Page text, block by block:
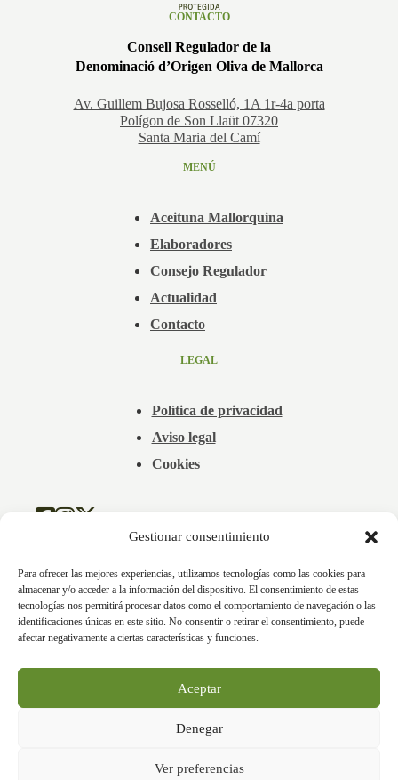
Gestionar consentimiento
Para ofrecer las mejores experiencias, utilizamos tecnologías como las cookies para
almacenar y/o acceder a la información del dispositivo. El consentimiento de estas
tecnologías nos permitirá procesar datos como el comportamiento de navegación o las
identificaciones únicas en este sitio. No consentir o retirar el consentimiento, puede
afectar negativamente a ciertas características y funciones.
Aceptar
Denegar
Ver preferencias
CONTACTO
Consell Regulador de la
Denominació d’Origen Oliva de Mallorca
Av. Guillem Bujosa Rosselló, 1A 1r-4a porta
Polígon de Son Llaüt 07320
Santa Maria del Camí
MENÚ
Aceituna Mallorquina
Elaboradores
Consejo Regulador
Actualidad
Contacto
LEGAL
Política de privacidad
Aviso legal
Cookies